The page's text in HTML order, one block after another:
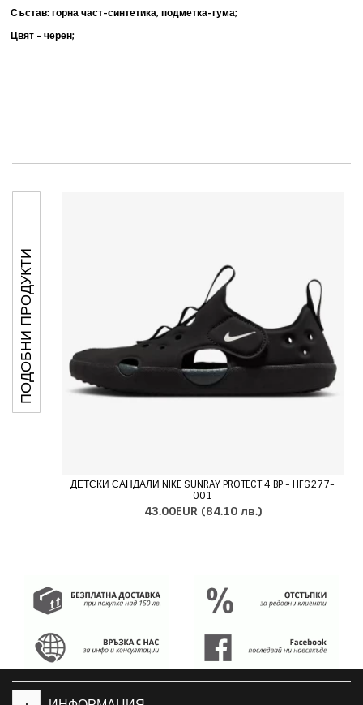
Състав: горна част-синтетика, подметка-гума;
Цвят - черен;
ПОДОБНИ ПРОДУКТИ
ДЕТСКИ САНДАЛИ NIKE SUNRAY PROTECT 4 BP - HF6277-
001
43.00EUR (84.10 лв.)